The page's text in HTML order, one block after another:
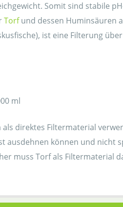
Somit sind stabile
Torfund dessen Huminsäuren
ist eine Filterung
direktes Filtermaterial
ausdehnen können und
muss Torf als Filtermaterial